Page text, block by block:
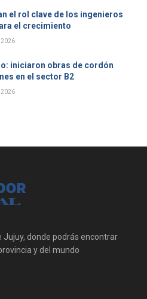
el rol clave de los ingenieros
el crecimiento
2026
iniciaron obras de cordón
en el sector B2
2026
Jujuy, donde podrás encontrar
y del mundo